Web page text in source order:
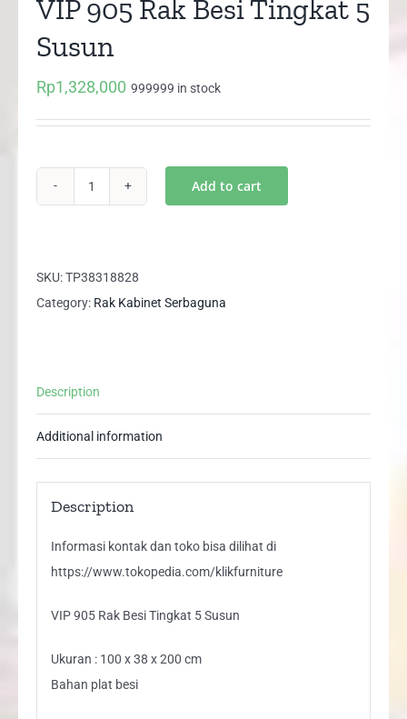
VIP 905 Rak Besi Tingkat 5
Susun
Rp1,328,000 999999 in stock
Besi
Tingkat
Add to cart
SKU:TP38318828
Category: Rak Kabinet Serbaguna
Description
Additional information
Description
Informasi kontak dan toko bisa dilihat di
https://www.tokopedia.com/klikfurniture
VIP 905 Rak Besi Tingkat 5 Susun
Ukuran : 100 x 38 x 200 cm
Bahan plat besi